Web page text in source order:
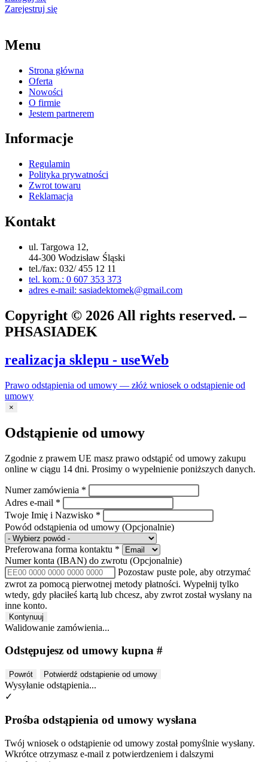
Zarejestruj się
Menu
Strona główna
Oferta
Nowości
O firmie
Jestem partnerem
Informacje
Regulamin
Polityka prywatności
Zwrot towaru
Reklamacja
Kontakt
ul. Targowa 12,
44-300 Wodzisław Śląski
tel./fax: 032/ 455 12 11
tel. kom.: 0 607 353 373
adres e-mail: sasiadektomek@gmail.com
Copyright © 2026 All rights reserved. –
PHSASIADEK
realizacja sklepu - useWeb
Prawo odstąpienia od umowy — złóż wniosek o odstąpienie od
umowy
×
Odstąpienie od umowy
Zgodnie z prawem UE masz prawo odstąpić od umowy zakupu
online w ciągu 14 dni. Prosimy o wypełnienie poniższych danych.
Numer zamówienia *
Adres e-mail *
Twoje Imię i Nazwisko *
Powód odstąpienia od umowy (Opcjonalnie)
Preferowana forma kontaktu *
Numer konta (IBAN) do zwrotu (Opcjonalnie)
Pozostaw puste pole, aby otrzymać
zwrot za pomocą pierwotnej metody płatności. Wypełnij tylko
wtedy, gdy płaciłeś kartą lub chcesz, aby zwrot został wysłany na
inne konto.
Kontynuuj
Walidowanie zamówienia...
Odstępujesz od umowy kupna #
Powrót Potwierdź odstąpienie od umowy
Wysyłanie odstąpienia...
✓
Prośba odstąpienia od umowy wysłana
Twój wniosek o odstąpienie od umowy został pomyślnie wysłany.
Wkrótce otrzymasz e-mail z potwierdzeniem i dalszymi